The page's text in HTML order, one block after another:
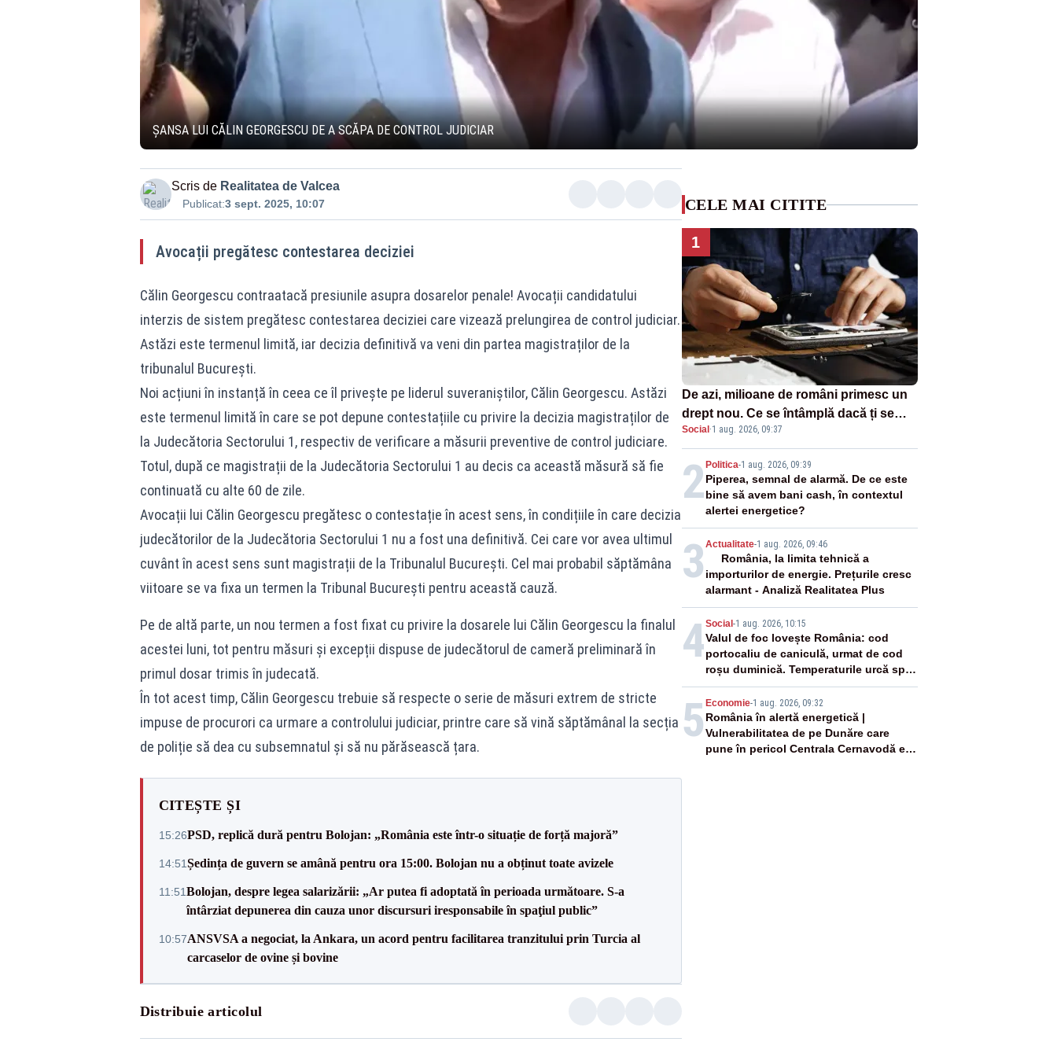
ȘANSA LUI CĂLIN GEORGESCU DE A SCĂPA DE CONTROL JUDICIAR
Scris de Realitatea de Valcea
Publicat:3 sept. 2025, 10:07
Avocații pregătesc contestarea deciziei
Călin Georgescu contraatacă presiunile asupra dosarelor penale! Avocații candidatului
interzis de sistem pregătesc contestarea deciziei care vizează prelungirea de control judiciar.
Astăzi este termenul limită, iar decizia definitivă va veni din partea magistraților de la
tribunalul București.
Noi acțiuni în instanță în ceea ce îl privește pe liderul suveraniștilor, Călin Georgescu. Astăzi
este termenul limită în care se pot depune contestațiile cu privire la decizia magistraților de
la Judecătoria Sectorului 1, respectiv de verificare a măsurii preventive de control judiciare.
Totul, după ce magistrații de la Judecătoria Sectorului 1 au decis ca această măsură să fie
continuată cu alte 60 de zile.
Avocații lui Călin Georgescu pregătesc o contestație în acest sens, în condițiile în care decizia
judecătorilor de la Judecătoria Sectorului 1 nu a fost una definitivă. Cei care vor avea ultimul
cuvânt în acest sens sunt magistrații de la Tribunalul București. Cel mai probabil săptămâna
viitoare se va fixa un termen la Tribunal București pentru această cauză.
Pe de altă parte, un nou termen a fost fixat cu privire la dosarele lui Călin Georgescu la finalul
acestei luni, tot pentru măsuri și excepții dispuse de judecătorul de cameră preliminară în
primul dosar trimis în judecată.
În tot acest timp, Călin Georgescu trebuie să respecte o serie de măsuri extrem de stricte
impuse de procurori ca urmare a controlului judiciar, printre care să vină săptămânal la secția
de poliție să dea cu subsemnatul și să nu părăsească țara.
CITEȘTE ȘI
15:26PSD, replică dură pentru Bolojan: „România este într-o situație de forță majoră”
14:51Ședința de guvern se amână pentru ora 15:00. Bolojan nu a obținut toate avizele
11:51Bolojan, despre legea salarizării: „Ar putea fi adoptată în perioada următoare. S-a
întârziat depunerea din cauza unor discursuri iresponsabile în spaţiul public”
10:57ANSVSA a negociat, la Ankara, un acord pentru facilitarea tranzitului prin Turcia al
carcaselor de ovine și bovine
Distribuie articolul
CELE MAI CITITE
1
De azi, milioane de români primesc un
drept nou. Ce se întâmplă dacă ți se
strică un produs
Social ·1 aug. 2026, 09:37
2 Politica-1 aug. 2026, 09:39
Piperea, semnal de alarmă. De ce este
bine să avem bani cash, în contextul
alertei energetice?
3 Actualitate-1 aug. 2026, 09:46
România, la limita tehnică a
importurilor de energie. Prețurile cresc
alarmant - Analiză Realitatea Plus
4Social -1 aug. 2026, 10:15
Valul de foc lovește România: cod
portocaliu de caniculă, urmat de cod
roșu duminică. Temperaturile urcă spre
40°C
5 Economie-1 aug. 2026, 09:32
România în alertă energetică |
Vulnerabilitatea de pe Dunăre care
pune în pericol Centrala Cernavodă era